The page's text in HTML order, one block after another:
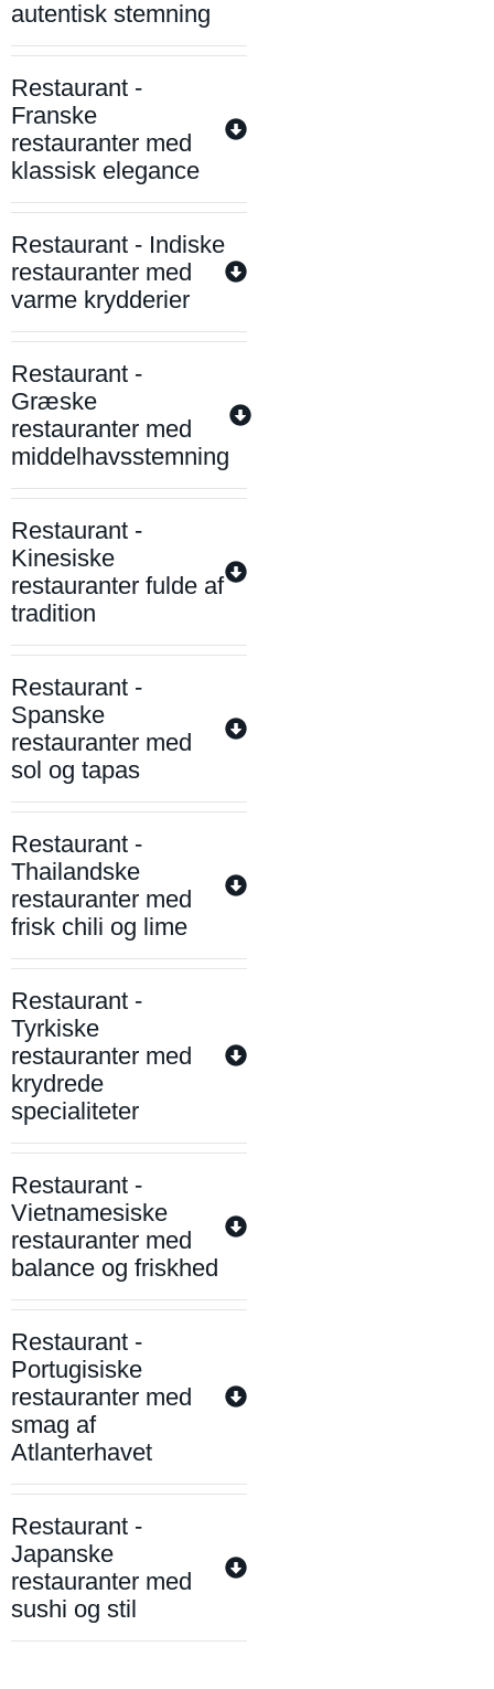
autentisk stemning
Restaurant -
Franske
restauranter med
klassisk elegance
Restaurant - Indiske
restauranter med
varme krydderier
Restaurant -
Græske
restauranter med
middelhavsstemning
Restaurant -
Kinesiske
restauranter fulde af
tradition
Restaurant -
Spanske
restauranter med
sol og tapas
Restaurant -
Thailandske
restauranter med
frisk chili og lime
Restaurant -
Tyrkiske
restauranter med
krydrede
specialiteter
Restaurant -
Vietnamesiske
restauranter med
balance og friskhed
Restaurant -
Portugisiske
restauranter med
smag af
Atlanterhavet
Restaurant -
Japanske
restauranter med
sushi og stil